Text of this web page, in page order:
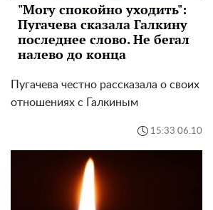
"Могу спокойно уходить":
Пугачева сказала Галкину
последнее слово. Не бегал
налево до конца
Пугачева честно рассказала о своих
отношениях с Галкиным
15:33 06.10